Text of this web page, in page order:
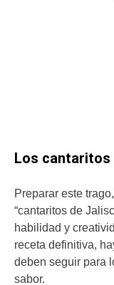
Los cantaritos
Preparar este
“cantaritos de
habilidad y
receta definitiva,
deben seguir para
sabor.